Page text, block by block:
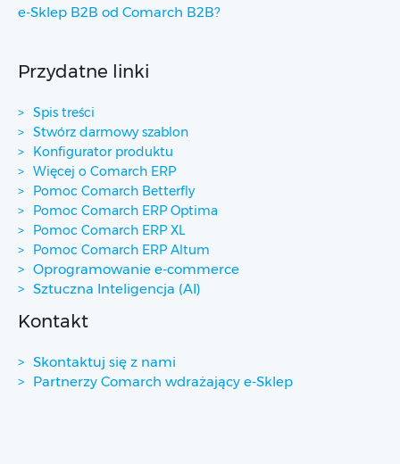
e-Sklep B2B od Comarch B2B?
Przydatne linki
Spis treści
Stwórz darmowy szablon
Konfigurator produktu
Więcej o Comarch ERP
Pomoc Comarch Betterfly
Pomoc Comarch ERP Optima
Pomoc Comarch ERP XL
Pomoc Comarch ERP Altum
Oprogramowanie e-commerce
Sztuczna Inteligencja (AI)
Kontakt
Skontaktuj się z nami
Partnerzy Comarch wdrażający e-Sklep